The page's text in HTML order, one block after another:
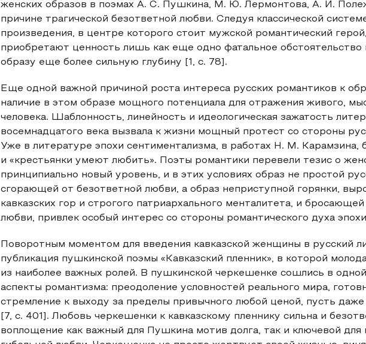
женских образов в поэмах А. С. Пушкина, М. Ю. Лермонтова, А. И.
причине трагической безответной любви. Следуя классической
произведения, в центре которого стоит мужской романтический
приобретают ценность лишь как еще одно фатальное обстоятельство
образу еще более сильную глубину [1, с. 78].
Еще одной важной причиной роста интереса русских романтиков к
наличие в этом образе мощного потенциала для отражения живого,
человека. Шаблонность, линейность и идеологическая зажатость
восемнадцатого века вызвала к жизни мощный протест со стороны
Уже в литературе эпохи сентиментализма, в работах Н. М. Карамзина,
и «крестьянки умеют любить». Поэты романтики перевели тезис о
принципиально новый уровень, и в этих условиях образ не простой
сгорающей от безответной любви, а образ неприступной горянки,
кавказских гор и строгого патриархального менталитета, и
любви, привлек особый интерес со стороны романтического духа
Поворотным моментом для введения кавказской женщины в русский
публикация пушкинской поэмы «Кавказский пленник», в которой
из наиболее важных ролей. В пушкинской черкешенке сошлись в
аспекты романтизма: преодоление условностей реального мира,
стремление к выходу за пределы привычного любой ценой, пусть
[7, с. 401]. Любовь черкешенки к кавказскому пленнику сильна и
воплощение как важный для Пушкина мотив долга, так и ключевой для